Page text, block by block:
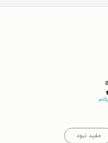
مفید نبود